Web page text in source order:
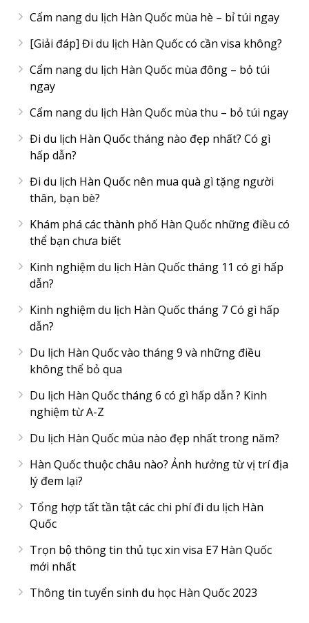
Cẩm nang du lịch Hàn Quốc mùa hè – bỉ túi ngay
[Giải đáp] Đi du lịch Hàn Quốc có cần visa không?
Cẩm nang du lịch Hàn Quốc mùa đông – bỏ túi
ngay
Cẩm nang du lịch Hàn Quốc mùa thu – bỏ túi ngay
Đi du lịch Hàn Quốc tháng nào đẹp nhất? Có gì
hấp dẫn?
Đi du lịch Hàn Quốc nên mua quà gì tặng người
thân, bạn bè?
Khám phá các thành phố Hàn Quốc những điều có
thể bạn chưa biết
Kinh nghiệm du lịch Hàn Quốc tháng 11 có gì hấp
dẫn?
Kinh nghiệm du lịch Hàn Quốc tháng 7 Có gì hấp
dẫn?
Du lịch Hàn Quốc vào tháng 9 và những điều
không thể bỏ qua
Du lịch Hàn Quốc tháng 6 có gì hấp dẫn ? Kinh
nghiệm từ A-Z
Du lịch Hàn Quốc mùa nào đẹp nhất trong năm?
Hàn Quốc thuộc châu nào? Ảnh hưởng từ vị trí địa
lý đem lại?
Tổng hợp tất tần tật các chi phí đi du lịch Hàn
Quốc
Trọn bộ thông tin thủ tục xin visa E7 Hàn Quốc
mới nhất
Thông tin tuyển sinh du học Hàn Quốc 2023